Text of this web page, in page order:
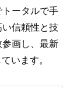
ータルで手
信頼性と技
画し、最新
います。